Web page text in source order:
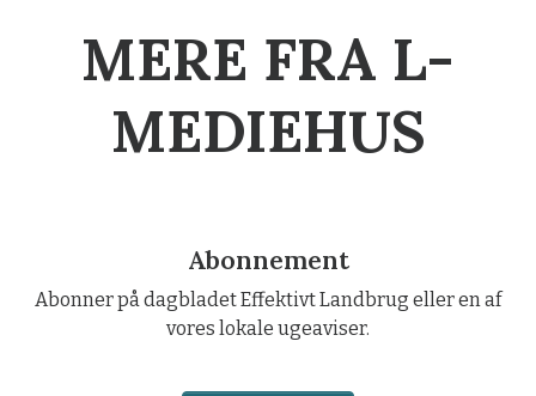
MERE FRA L-
MEDIEHUS
Abonnement
Abonner på dagbladet Effektivt Landbrug eller en af
vores lokale ugeaviser.